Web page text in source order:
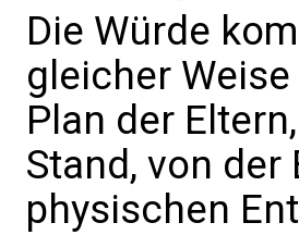
Die Würde
gleicher
Plan der
Stand, von
physischen